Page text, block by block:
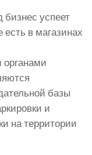
успеет
в магазинах
базы
и
на территории